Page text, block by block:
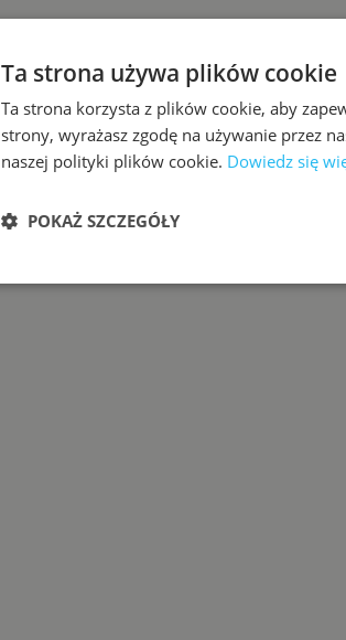
Ta strona używa plików cookie
Ta strona korzysta z plików cookie, aby
strony, wyrażasz zgodę na używanie przez
naszej polityki plików cookie. Dowiedz się
POKAŻ SZCZEGÓŁY